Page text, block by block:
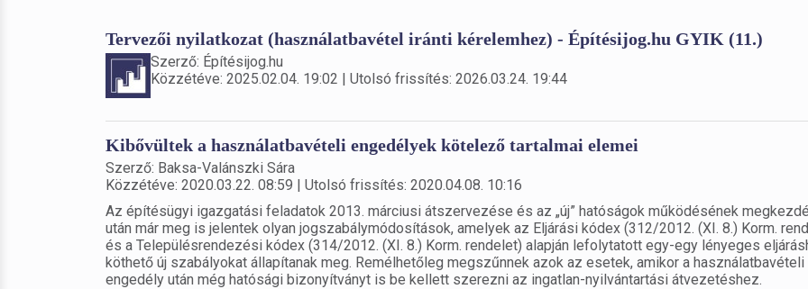
Tervezői nyilatkozat (használatbavétel iránti kérelemhez) - Építésijog.hu GYIK (11.)
Szerző: Építésijog.hu
Közzétéve: 2025.02.04. 19:02 | Utolsó frissítés: 2026.03.24. 19:44
Kibővültek a használatbavételi engedélyek kötelező tartalmai elemei
Szerző: Baksa-Valánszki Sára
Közzétéve: 2020.03.22. 08:59 | Utolsó frissítés: 2020.04.08. 10:16
Az építésügyi igazgatási feladatok 2013. márciusi átszervezése és az „új” hatóságok működésének
után már meg is jelentek olyan jogszabálymódosítások, amelyek az Eljárási kódex (312/2012. (XI. 8.) Korm.
és a Településrendezési kódex (314/2012. (XI. 8.) Korm. rendelet) alapján lefolytatott egy-egy lényeges
köthető új szabályokat állapítanak meg. Remélhetőleg megszűnnek azok az esetek, amikor a használatbavételi
engedély után még hatósági bizonyítványt is be kellett szerezni az ingatlan-nyilvántartási átvezetéshez.